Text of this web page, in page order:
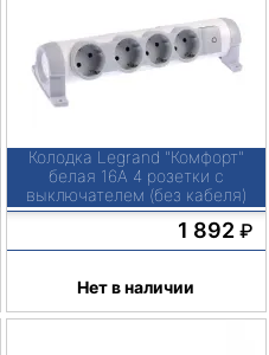
Колодка Legrand "Комфорт"
белая 16А 4 розетки с
выключателем (без кабеля)
1 892 ₽
Нет в наличии